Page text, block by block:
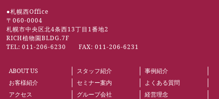
●札幌西Office
〒060-0004
札幌市中央区北4条西13丁目1番地2
RICH植物園BLDG.7F
TEL: 011-206-6230 FAX: 011-206-6231
ABOUT US スタッフ紹介
事例紹介
お客様紹介
セミナー案内
よくある質問
アクセス
グループ会社
経営理念